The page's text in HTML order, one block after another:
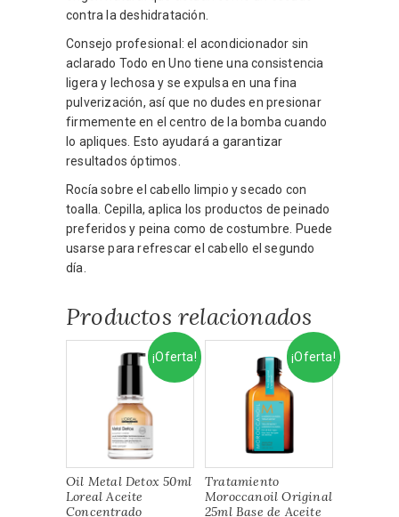
contra la deshidratación.
Consejo profesional: el acondicionador sin
aclarado Todo en Uno tiene una consistencia
ligera y lechosa y se expulsa en una fina
pulverización, así que no dudes en presionar
firmemente en el centro de la bomba cuando
lo apliques. Esto ayudará a garantizar
resultados óptimos.
Rocía sobre el cabello limpio y secado con
toalla. Cepilla, aplica los productos de peinado
preferidos y peina como de costumbre. Puede
usarse para refrescar el cabello el segundo
día.
Productos relacionados
¡Oferta!
Oil Metal Detox 50ml
Loreal Aceite
Concentrado
¡Oferta!
Tratamiento
Moroccanoil Original
25ml Base de Aceite